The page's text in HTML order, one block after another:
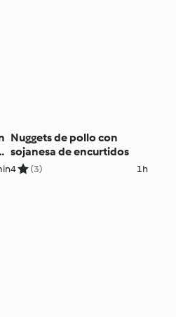
Nuggets de pollo con
sojanesa de encurtidos
4 (3) 1h